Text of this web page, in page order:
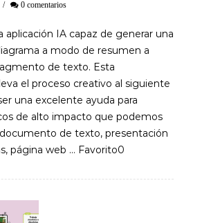
/ 0 comentarios
aplicación IA capaz de generar una
a modo de resumen a
de texto. Esta
el proceso creativo al siguiente
una excelente ayuda para
de alto impacto que podemos
de texto, presentación
página web … Favorito0